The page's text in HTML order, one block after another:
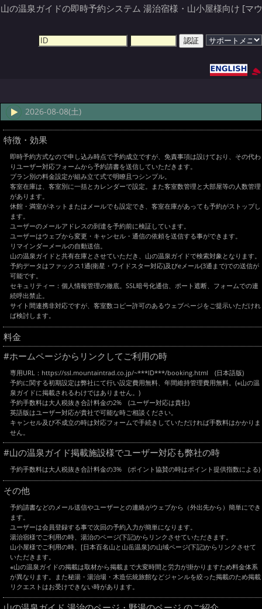
山の温泉ガイドの即時予約システム 湯治宿様・山小屋様向け [マ
2026-08-08(土)
特徴・効果
即時予約方式なので申し込み時点で予約成立ですが、免責事項は設けており、その代わ
りユーザー対応フォームから予約請書を送信していただきます。
プラン別の料金設定が組み立て式で明瞭且つシンプル。
客室在庫は、客室別に一括とカレンダーで設定。また客室数管理と大部屋等の人数管理
があります。
休館・満室がネットまたはメールでも設定でき、客室在庫があっても予約がストップし
ます。
ユーザーのメールアドレスの到達を予約前に検証しています。
ユーザーはウェブから変更・キャンセル・通信の依頼を送信する事ができます。
リマインダーメールの自動送信。
山の温泉ガイドと共有在庫とさせていただき、山の温泉ガイドで検索対象となります。
予約データはファックス1通(衛星・ワイドスター対応)及びeメール(3通まで)での送信が
可能です。
セキュリティー：個人情報管理の徹底。SSL暗号化通信、ポート遮断、フォームでの連
続呼出禁止。
サイト間連携非対応ですが、客室数コピー許可のあるウェブページをご提示いただけれ
ば検討します。
料金
#ホームページからリンクしてご利用の時
専用URL：https://ssl.mountaintrad.co.jp/~***ID***/booking.html (日本語版)
予約に関する初期設定は弊社にて行い設定費用無料、年間維持管理費用無料。(※山の温
泉ガイドに掲載されるわけではありません。)
予約手数料は大人税抜き合計料金の2% (ユーザー対応は貴社)
英語版はユーザー対応が貴社で可能な時ご相談ください。
キャンセル及び不成立の時は対応フォームで手続きしていただければ手数料はかかりま
せん。
#山の温泉ガイド掲載施設様でユーザー対応も弊社の時
予約手数料は大人税抜き合計料金の3% (ポイント協賛の時はポイント提供指数による)
その他
予約請書などのメール送信やユーザーとの連絡がウェブから（外出先から）簡単にでき
ます。
ユーザーは会員登録する事で次回の予約入力が簡単になります。
湯治宿様でご利用の時、湯治のページ(下記)からリンクさせていただきます。
山小屋様でご利用の時、[日本百名山と山岳温泉]の山域ページ(下記)からリンクさせて
いただきます。
※山の温泉ガイドの掲載は取材から掲載まで大変時間と労力が掛かりますため料金体系
が異なります。また秘湯・湯治場・木造伝統旅館などジャンルを絞った掲載のため掲載
リクエストはお受けできない時があります。